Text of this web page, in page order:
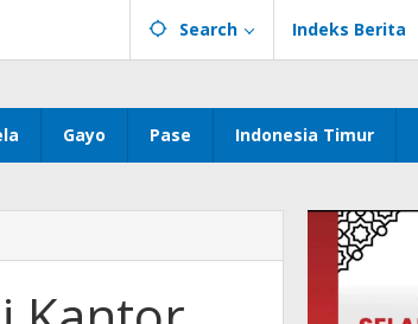
Search Indeks Berita
Gayo Pase Indonesia Timur